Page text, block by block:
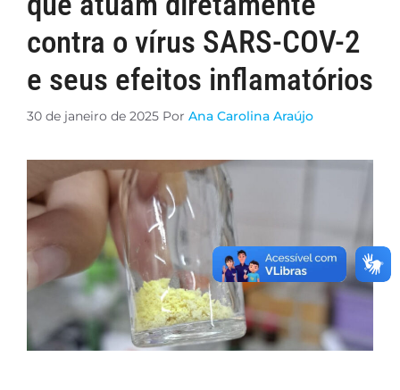
contra o vírus SARS-COV-2
e seus efeitos inflamatórios
30 de janeiro de 2025 Por Ana Carolina Araújo